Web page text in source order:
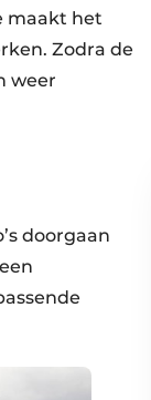
maakt het
Zodra de
weer
doorgaan